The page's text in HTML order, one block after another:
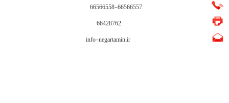
66566558-66566557
66428762
info-negartamin.ir